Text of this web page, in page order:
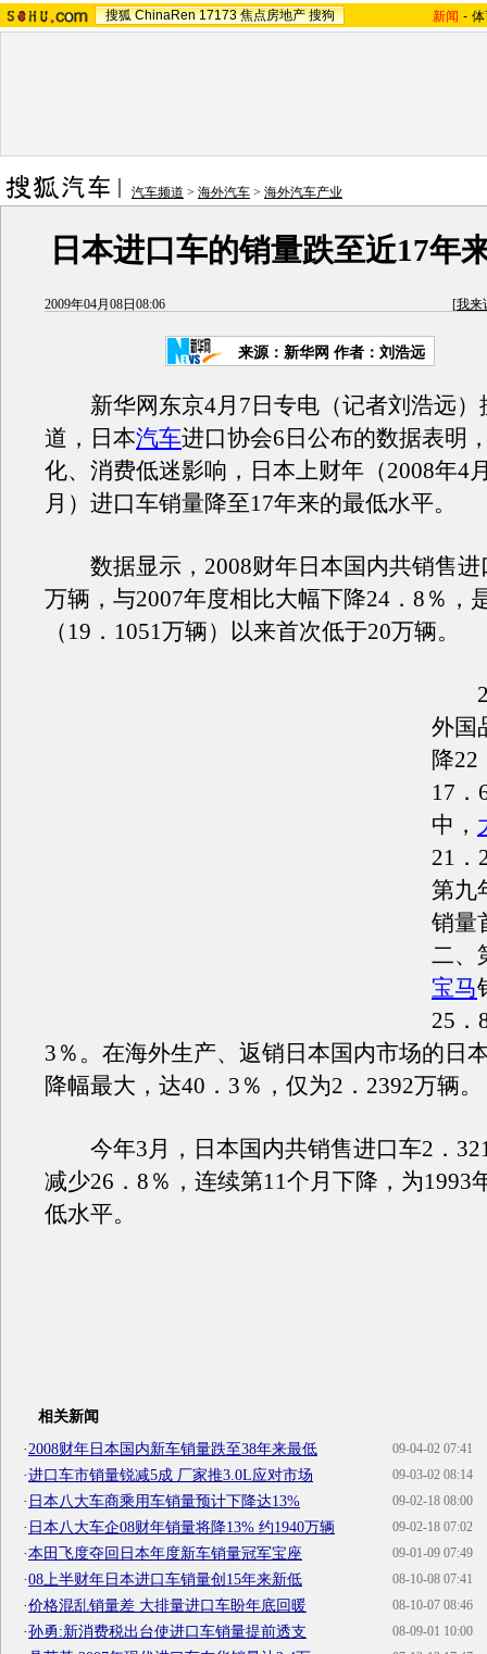
搜狐 ChinaRen 17173 焦点房地产 搜狗 新闻 -
汽车频道 > 海外汽车 > 海外汽车产业
日本进口车的销量跌至近17年
2009年04月08日08:06 [我来
来源：新华网 作者：刘浩远
新华网东京4月7日专电（记者刘浩远）
道，日本汽车进口协会6日公布的数据表明
化、消费低迷影响，日本上财年（2008年4
月）进口车销量降至17年来的最低水平。
数据显示，2008财年日本国内共销售进
万辆，与2007年度相比大幅下降24．8％，
（19．1051万辆）以来首次低于20万辆。
外国
降22
17．
中，
21．
第九
销量
二、
宝马
25．
3％。在海外生产、返销日本国内市场的日
降幅最大，达40．3％，仅为2．2392万辆。
今年3月，日本国内共销售进口车2．
减少26．8％，连续第11个月下降，为1993
低水平。
相关新闻
09-04-02 07:41
·2008财年日本国内新车销量跌至38年来最低
09-03-02 08:14
·进口车市销量锐减5成 厂家推3.0L应对市场
09-02-18 08:00
· 日本八大车商乘用车销量预计下降达13%
09-02-18 07:02
· 日本八大车企08财年销量将降13% 约1940万辆
09-01-09 07:49
·本田飞度夺回日本年度新车销量冠军宝座
08-10-08 07:41
·08上半财年日本进口车销量创15年来新低
08-10-07 08:46
·价格混乱销量差 大排量进口车盼年底回暖
08-09-01 10:00
·孙勇:新消费税出台使进口车销量提前透支